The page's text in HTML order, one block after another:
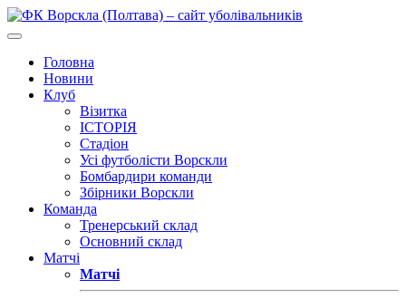
Головна
Новини
Клуб
Візитка
ІСТОРІЯ
Стадіон
Усі футболісти Ворскли
Бомбардири команди
Збірники Ворскли
Команда
Тренерський склад
Основний склад
Матчі
Матчі